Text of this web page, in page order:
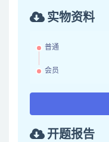
实物资料
普通
会员
开题报告